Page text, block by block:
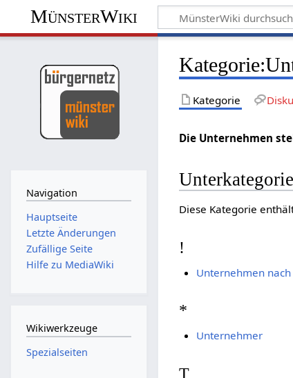
MünsterWiki
Kategorie
Die Unternehmen
Diese Kategorie
!
Unternehmen nach
*
Unternehmer
T
Navigation
Hauptseite
Letzte Änderungen
Zufällige Seite
Hilfe zu MediaWiki
Wikiwerkzeuge
Spezialseiten